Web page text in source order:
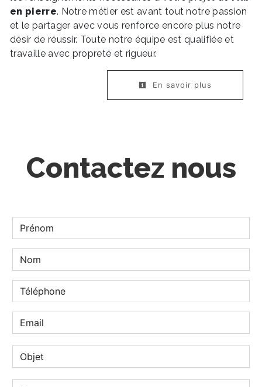
en pierre. Notre métier est avant tout notre passion
et le partager avec vous renforce encore plus notre
désir de réussir. Toute notre équipe est qualifiée et
travaille avec propreté et rigueur.
En savoir plus
Contactez nous